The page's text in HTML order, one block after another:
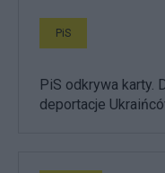
PiS
PiS odkrywa karty.
deportacje